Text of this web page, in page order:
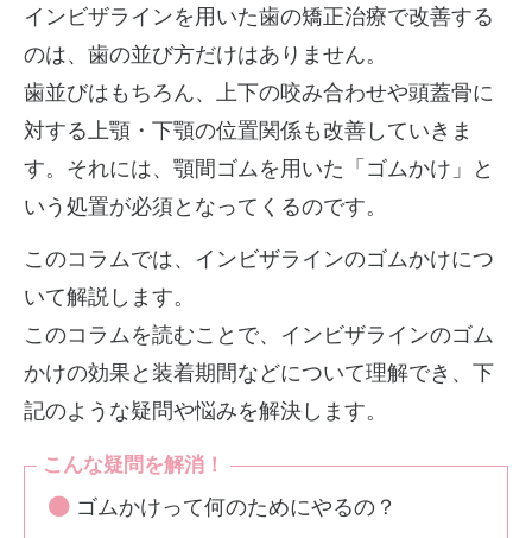
インビザラインを用いた歯の矯正治療で改善する
のは、歯の並び方だけはありません。
歯並びはもちろん、上下の咬み合わせや頭蓋骨に
対する上顎・下顎の位置関係も改善していきま
す。それには、顎間ゴムを用いた「ゴムかけ」と
いう処置が必須となってくるのです。
このコラムでは、インビザラインのゴムかけにつ
いて解説します。
このコラムを読むことで、インビザラインのゴム
かけの効果と装着期間などについて理解でき、下
記のような疑問や悩みを解決します。
こんな疑問を解消！
ゴムかけって何のためにやるの？